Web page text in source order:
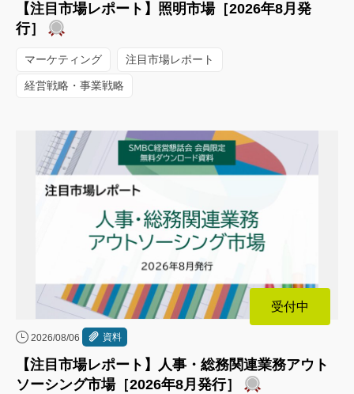
【注目市場レポート】照明市場［2026年8月発
行］
マーケティング 注目市場レポート
経営戦略・事業戦略
受付中
2026/08/06 資料
【注目市場レポート】人事・総務関連業務アウト
ソーシング市場［2026年8月発行］